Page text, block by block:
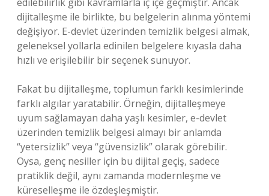
dijitalleşme ile birlikte, bu belgelerin alınma yöntemi
değişiyor. E-devlet üzerinden temizlik belgesi almak,
geleneksel yollarla edinilen belgelere kıyasla daha
hızlı ve erişilebilir bir seçenek sunuyor.
Fakat bu dijitalleşme, toplumun farklı kesimlerinde
farklı algılar yaratabilir. Örneğin, dijitalleşmeye
uyum sağlamayan daha yaşlı kesimler, e-devlet
üzerinden temizlik belgesi almayı bir anlamda
“yetersizlik” veya “güvensizlik” olarak görebilir.
Oysa, genç nesiller için bu dijital geçiş, sadece
pratiklik değil, aynı zamanda modernleşme ve
küreselleşme ile özdeşleşmiştir.